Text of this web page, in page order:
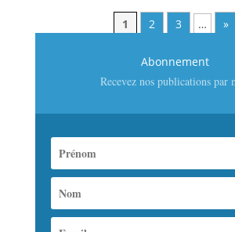
1 2 3 … »
Abonnement
Recevez nos publications par